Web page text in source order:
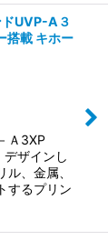
UVP-A３
搭載 キホー
Ａ3XP
ザインし
、金属、
するプリン